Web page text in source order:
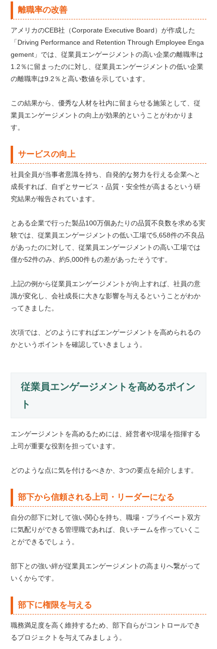
離職率の改善
アメリカのCEB社（Corporate Executive Board）が作成した
「Driving Performance and Retention Through Employee Enga
gement」では、従業員エンゲージメントの高い企業の離職率は
1.2％に留まったのに対し、従業員エンゲージメントの低い企業
の離職率は9.2％と高い数値を示しています。
この結果から、優秀な人材を社内に留まらせる施策として、従
業員エンゲージメントの向上が効果的ということがわかりま
す。
サービスの向上
社員全員が当事者意識を持ち、自発的な努力を行える企業へと
成長すれば、自ずとサービス・品質・安全性が高まるという研
究結果が報告されています。
とある企業で行った製品100万個あたりの品質不良数を求める実
験では、従業員エンゲージメントの低い工場で5,658件の不良品
があったのに対して、従業員エンゲージメントの高い工場では
僅か52件のみ、約5,000件もの差があったそうです。
上記の例から従業員エンゲージメントが向上すれば、社員の意
識が変化し、会社成長に大きな影響を与えるということがわか
ってきました。
次項では、どのようにすればエンゲージメントを高められるの
かというポイントを確認していきましょう。
従業員エンゲージメントを高めるポイン
ト
エンゲージメントを高めるためには、経営者や現場を指揮する
上司が重要な役割を担っています。
どのような点に気を付けるべきか、3つの要点を紹介します。
部下から信頼される上司・リーダーになる
自分の部下に対して強い関心を持ち、職場・プライベート双方
に気配りができる管理職であれば、良いチームを作っていくこ
とができるでしょう。
部下との強い絆が従業員エンゲージメントの高まりへ繋がって
いくからです。
部下に権限を与える
職務満足度を高く維持するため、部下自らがコントロールでき
るプロジェクトを与えてみましょう。